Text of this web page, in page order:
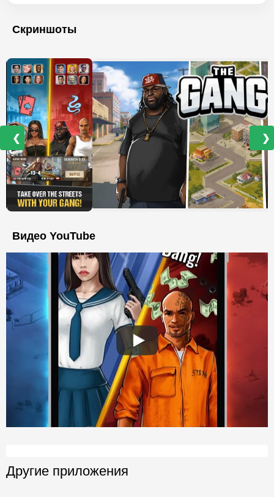
Скриншоты
❮ ❯
Видео YouTube
Другие приложения